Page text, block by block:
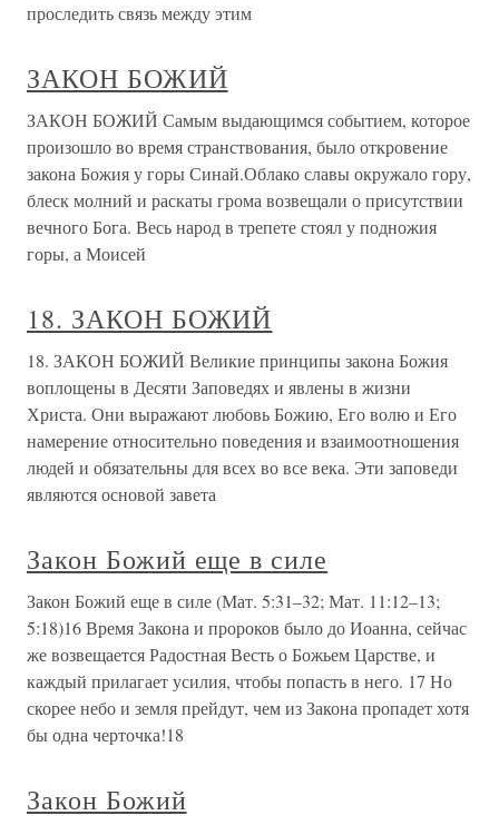
проследить связь между этим
ЗАКОН БОЖИЙ
ЗАКОН БОЖИЙ Самым выдающимся событием, которое
произошло во время странствования, было откровение
закона Божия у горы Синай.Облако славы окружало гору,
блеск молний и раскаты грома возвещали о присутствии
вечного Бога. Весь народ в трепете стоял у подножия
горы, а Моисей
18. ЗАКОН БОЖИЙ
18. ЗАКОН БОЖИЙ Великие принципы закона Божия
воплощены в Десяти Заповедях и явлены в жизни
Христа. Они выражают любовь Божию, Его волю и Его
намерение относительно поведения и взаимоотношения
людей и обязательны для всех во все века. Эти заповеди
являются основой завета
Закон Божий еще в силе
Закон Божий еще в силе (Мат. 5:31–32; Мат. 11:12–13;
5:18)16 Время Закона и пророков было до Иоанна, сейчас
же возвещается Радостная Весть о Божьем Царстве, и
каждый прилагает усилия, чтобы попасть в него. 17 Но
скорее небо и земля прейдут, чем из Закона пропадет хотя
бы одна черточка!18
Закон Божий